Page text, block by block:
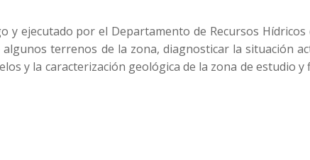
ejecutado por el Departamento de Recursos
terrenos de la zona, diagnosticar la situación
y la caracterización geológica de la zona de estudio